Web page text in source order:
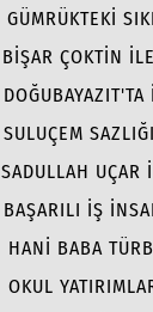
GÜMRÜKTEKİ
BİŞAR ÇOKTİN
SULUÇEM SAZLIĞI
SADULLAH UÇAR
BAŞARILI İŞ
HANİ BABA
OKUL